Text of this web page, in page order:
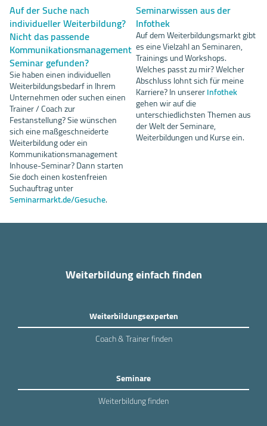
Auf der Suche nach
individueller Weiterbildung?
Nicht das passende
Kommunikationsmanagement
Seminar gefunden?
Sie haben einen individuellen
Weiterbildungsbedarf in Ihrem
Unternehmen oder suchen einen
Trainer / Coach zur
Festanstellung? Sie wünschen
sich eine maßgeschneiderte
Weiterbildung oder ein
Kommunikationsmanagement
Inhouse-Seminar? Dann starten
Sie doch einen kostenfreien
Suchauftrag unter
Seminarmarkt.de/Gesuche.
Seminarwissen aus der
Infothek
Auf dem Weiterbildungsmarkt gibt
es eine Vielzahl an Seminaren,
Trainings und Workshops.
Welches passt zu mir? Welcher
Abschluss lohnt sich für meine
Karriere? In unsererInfothek
gehen wir auf die
unterschiedlichsten Themen aus
der Welt der Seminare,
Weiterbildungen und Kurse ein.
Weiterbildung einfach finden
Weiterbildungsexperten
Coach & Trainer finden
Seminare
Weiterbildung finden